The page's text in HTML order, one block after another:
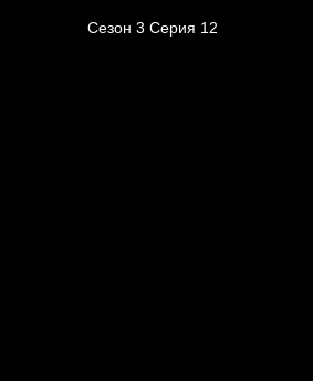
Сезон 3 Серия 12